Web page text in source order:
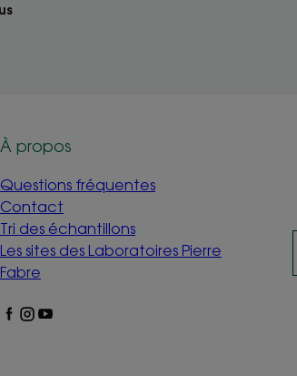
À propos
Questions fréquentes
Contact
Tri des échantillons
Les sites des Laboratoires Pierre
Fabre